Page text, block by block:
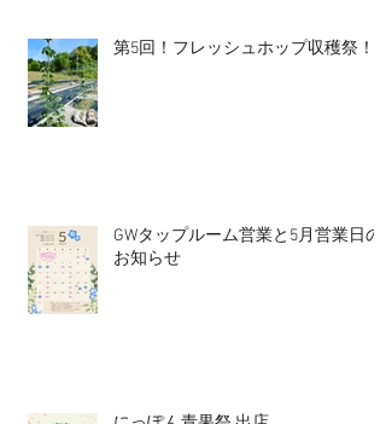
第5回！フレッシュホップ収穫祭！
GWタップルーム営業と5月営業日の
お知らせ